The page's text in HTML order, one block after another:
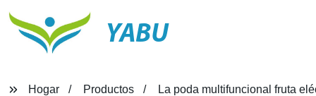
YABU
Hogar Productos La poda multifuncional fruta